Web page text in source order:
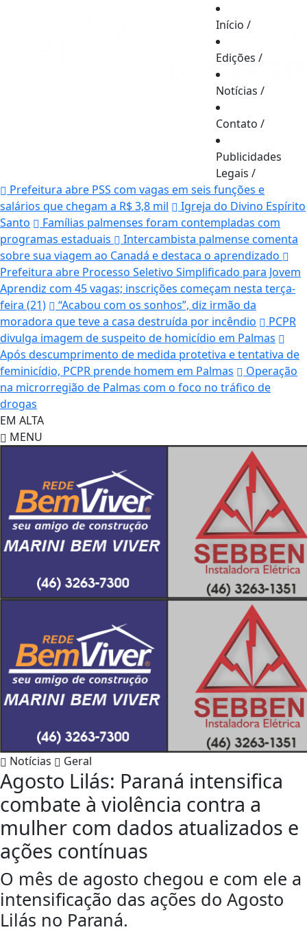
Início /
Edições /
Notícias /
Contato /
Publicidades
Legais /
Prefeitura abre PSS com vagas em seis funções e
salários que chegam a R$ 3,8 mil
Igreja do Divino Espírito
Santo
Famílias palmenses foram contempladas com
programas estaduais
Intercambista palmense comenta
sobre sua viagem ao Canadá e destaca o aprendizado
Prefeitura abre Processo Seletivo Simplificado para Jovem
Aprendiz com 45 vagas; inscrições começam nesta terça-
feira (21)
“Acabou com os sonhos”, diz irmão da
moradora que teve a casa destruída por incêndio
PCPR
divulga imagem de suspeito de homicídio em Palmas
Após descumprimento de medida protetiva e tentativa de
feminicídio, PCPR prende homem em Palmas
Operação
na microrregião de Palmas com o foco no tráfico de
drogas
EM ALTA
MENU
Notícias Geral
Agosto Lilás: Paraná intensifica
combate à violência contra a
mulher com dados atualizados e
ações contínuas
O mês de agosto chegou e com ele a
intensificação das ações do Agosto
Lilás no Paraná.